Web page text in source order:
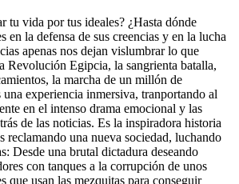
tu vida por tus ideales? ¿Hasta dónde
en la defensa de sus creencias y en la lucha
apenas nos dejan vislumbrar lo que
Revolución Egipcia, la sangrienta batalla,
la marcha de un millón de
una experiencia inmersiva, tranportando al
en el intenso drama emocional y las
de las noticias. Es la inspiradora historia
reclamando una nueva sociedad, luchando
Desde una brutal dictadura deseando
con tanques a la corrupción de unos
que usan las mezquitas para conseguir